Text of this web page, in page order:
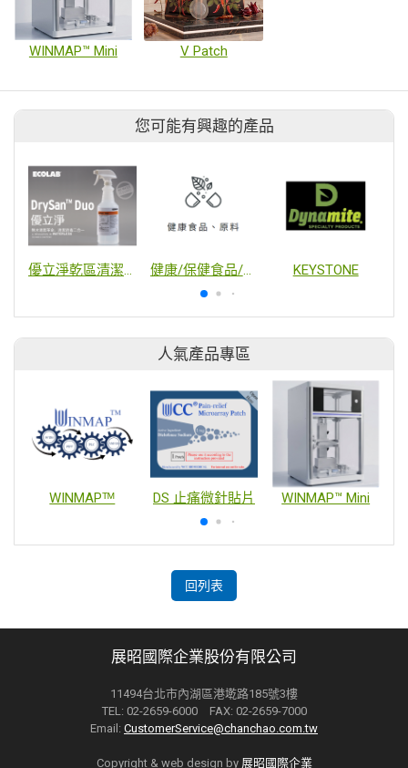
WINMAP™ Mini V Patch
您可能有興趣的產品
優立淨乾區清潔與消毒二合一方案 健康/保健食品/非傳統性原料 KEYSTONE
人氣產品專區
WINMAPᵀᴹ DS 止痛微針貼片 WINMAP™ Mini
回列表
展昭國際企業股份有限公司
11494台北市內湖區港墘路185號3樓
TEL: 02-2659-6000 FAX: 02-2659-7000
Email: CustomerService@chanchao.com.tw
Copyright & web design by 展昭國際企業